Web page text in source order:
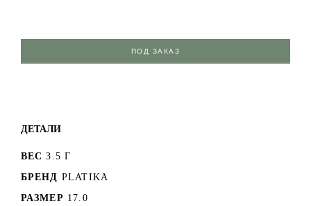
ПОД ЗАКАЗ
ДЕТАЛИ
ВЕС 3.5 Г
БРЕНД PLATIKA
РАЗМЕР 17.0